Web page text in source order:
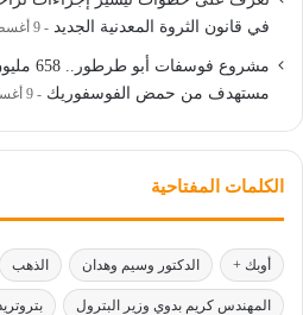
في قانون الثروة المعدنية الجديد
9 أغسطس، 2026
مستهدف من حمض الفوسفوريك
9 أغسطس، 2026
الكلمات المفتاحية
أوبك + الدكتور وسيم وهدان الذهب
المهندس كريم بدوي وزير البترول